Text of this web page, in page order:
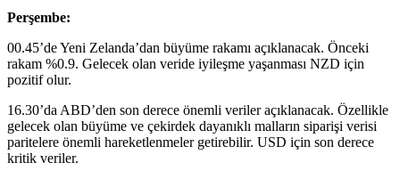
Perşembe:
00.45’de Yeni Zelanda’dan büyüme rakamı açıklanacak. Önceki
rakam %0.9. Gelecek olan veride iyileşme yaşanması NZD için
pozitif olur.
16.30’da ABD’den son derece önemli veriler açıklanacak. Özellikle
gelecek olan büyüme ve çekirdek dayanıklı malların siparişi verisi
paritelere önemli hareketlenmeler getirebilir. USD için son derece
kritik veriler.